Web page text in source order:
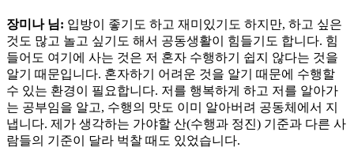
장미나 님: 입방이 좋기도 하고 재미있기도 하지만, 하고 싶은
것도 많고 놀고 싶기도 해서 공동생활이 힘들기도 합니다. 힘
들어도 여기에 사는 것은 저 혼자 수행하기 쉽지 않다는 것을
알기 때문입니다. 혼자하기 어려운 것을 알기 때문에 수행할
수 있는 환경이 필요합니다. 저를 행복하게 하고 저를 알아가
는 공부임을 알고, 수행의 맛도 이미 알아버려 공동체에서 지
냅니다. 제가 생각하는 가야할 산(수행과 정진) 기준과 다른 사
람들의 기준이 달라 벅찰 때도 있었습니다.